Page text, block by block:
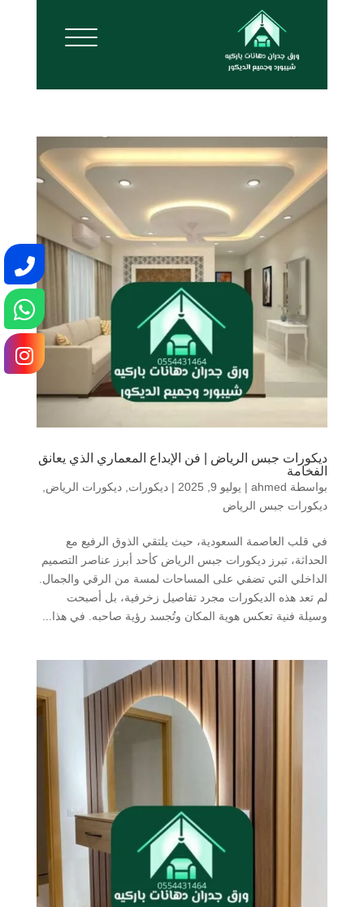
ديكورات جبس الرياض | فن الإبداع المعماري الذي يعانق
الفخامة
بواسطة ahmed
| يوليو 9, 2025 | ديكورات, ديكورات الرياض,
ديكورات جبس الرياض
في قلب العاصمة السعودية، حيث يلتقي الذوق الرفيع مع
الحداثة، تبرز ديكورات جبس الرياض كأحد أبرز عناصر التصميم
الداخلي التي تضفي على المساحات لمسة من الرقي والجمال.
لم تعد هذه الديكورات مجرد تفاصيل زخرفية، بل أصبحت
وسيلة فنية تعكس هوية المكان وتُجسد رؤية صاحبه. في هذا...